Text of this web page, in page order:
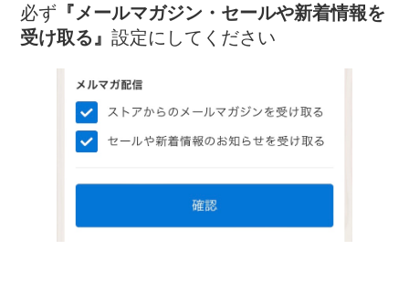
必ず 『メールマガジン・セールや新着情報を
受け取る』設定にしてください